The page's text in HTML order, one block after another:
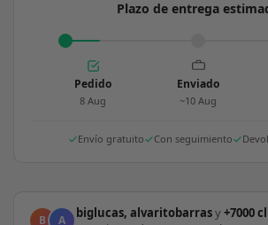
Plazo de entrega
Pedido
8 Aug
Enviado
~10 Aug
Envío gratuito Con seguimiento
B A biglucas, alvaritobarrasy+7000